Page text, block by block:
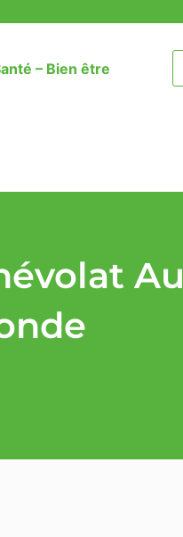
– Bien être
Au